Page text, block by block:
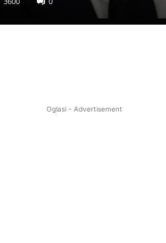
Oglasi - Advertisement